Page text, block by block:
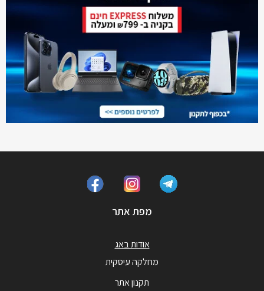
מפת אתר
אודות באג
מחלקה עיסקית
תקנון אתר